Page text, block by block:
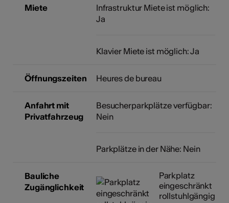
Miete
Infrastruktur Miete ist möglich:
Ja
Klavier Miete ist möglich: Ja
Öffnungszeiten Heures de bureau
Anfahrt mit
Privatfahrzeug
Besucherparkplätze verfügbar:
Nein
Parkplätze in der Nähe: Nein
Bauliche
Zugänglichkeit
Parkplatz
eingeschränkt
rollstuhlgängig